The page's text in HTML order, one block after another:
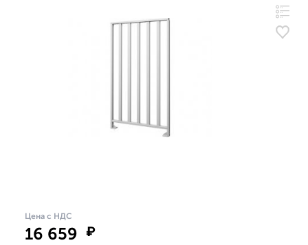
Цена с НДС
16 659 ₽